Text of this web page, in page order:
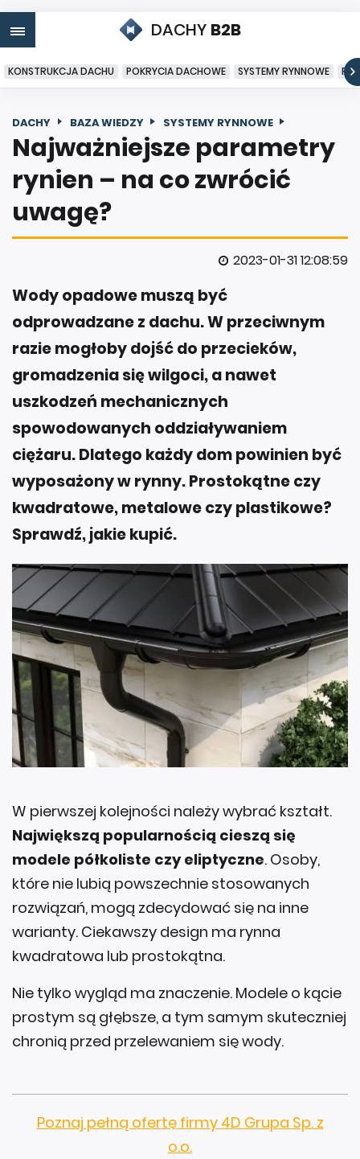
DACHY B2B
KONSTRUKCJA DACHU POKRYCIA DACHOWE SYSTEMY RYNNOWE
DACHY BAZA WIEDZY SYSTEMY RYNNOWE
Najważniejsze parametry
rynien – na co zwrócić
uwagę?
2023-01-31 12:08:59
Wody opadowe muszą być
odprowadzane z dachu. W przeciwnym
razie mogłoby dojść do przecieków,
gromadzenia się wilgoci, a nawet
uszkodzeń mechanicznych
spowodowanych oddziaływaniem
ciężaru. Dlatego każdy dom powinien być
wyposażony w rynny. Prostokątne czy
kwadratowe, metalowe czy plastikowe?
Sprawdź, jakie kupić.
W pierwszej kolejności należy wybrać kształt.
Największą popularnością cieszą się
modele półkoliste czy eliptyczne. Osoby,
które nie lubią powszechnie stosowanych
rozwiązań, mogą zdecydować się na inne
warianty. Ciekawszy design ma rynna
kwadratowa lub prostokątna.
Nie tylko wygląd ma znaczenie. Modele o kącie
prostym są głębsze, a tym samym skuteczniej
chronią przed przelewaniem się wody.
Poznaj pełną ofertę firmy 4D Grupa Sp. z
o.o.